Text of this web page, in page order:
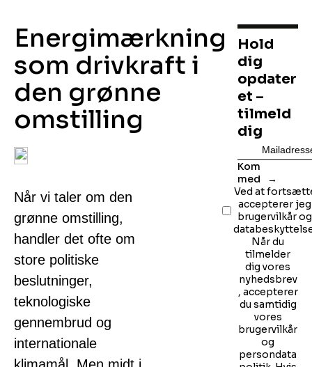
Energimærkning
som drivkraft i
den grønne
omstilling
Når vi taler om den
grønne omstilling,
handler det ofte om
store politiske
beslutninger,
teknologiske
gennembrud og
internationale
Hold
dig
opdater
et –
tilmeld
dig
Kom
med
Ved at
accepterer jeg
brugervilkår og
Når du
tilmelder
dig vores
nyhedsbrev
, accepterer
du samtidig
vores
brugervilkår
og
persondata